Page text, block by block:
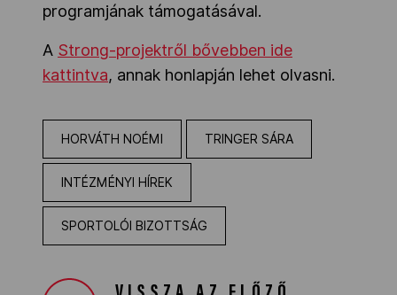
programjának támogatásával.
A Strong-projektről bővebben ide
kattintva, annak honlapján lehet olvasni.
HORVÁTH NOÉMI TRINGER SÁRA
INTÉZMÉNYI HÍREK
SPORTOLÓI BIZOTTSÁG